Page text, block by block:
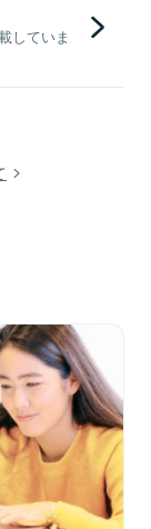
していま